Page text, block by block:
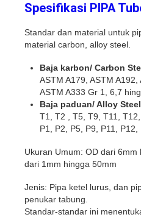
Spesifikasi PIPA
Standar dan material untuk
material carbon, alloy steel.
Baja karbon/ Carbon
ASTM A179, ASTM A192,
ASTM A333 Gr 1, 6,7
Baja paduan/ Alloy Steel
T1, T2 , T5, T9, T11,
P1, P2, P5, P9, P11, P12,
Ukuran Umum: OD dari
dari 1mm hingga 50mm
Jenis: Pipa ketel lurus, dan
penukar tabung.
Standar-standar ini